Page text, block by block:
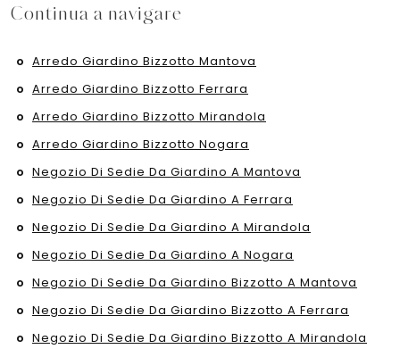
Continua a navigare
Arredo Giardino Bizzotto Mantova
Arredo Giardino Bizzotto Ferrara
Arredo Giardino Bizzotto Mirandola
Arredo Giardino Bizzotto Nogara
Negozio Di Sedie Da Giardino A Mantova
Negozio Di Sedie Da Giardino A Ferrara
Negozio Di Sedie Da Giardino A Mirandola
Negozio Di Sedie Da Giardino A Nogara
Negozio Di Sedie Da Giardino Bizzotto A Mantova
Negozio Di Sedie Da Giardino Bizzotto A Ferrara
Negozio Di Sedie Da Giardino Bizzotto A Mirandola